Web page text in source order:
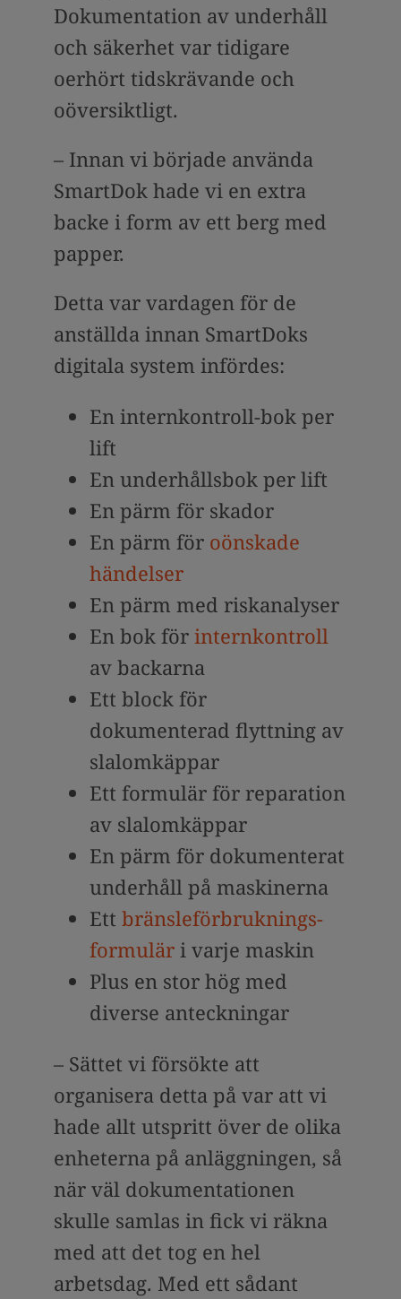
Dokumentation av underhåll
och säkerhet var tidigare
oerhört tidskrävande och
oöversiktligt.
– Innan vi började använda
SmartDok hade vi en extra
backe i form av ett berg med
papper.
Detta var vardagen för de
anställda innan SmartDoks
digitala system infördes:
En internkontroll-bok per
lift
En underhållsbok per lift
En pärm för skador
En pärm för oönskade
händelser
En pärm med riskanalyser
En bok förinternkontroll
av backarna
Ett block för
dokumenterad flyttning av
slalomkäppar
Ett formulär för reparation
av slalomkäppar
En pärm för dokumenterat
underhåll på maskinerna
Ett bränsleförbruknings-
formuläri varje maskin
Plus en stor hög med
diverse anteckningar
– Sättet vi försökte att
organisera detta på var att vi
hade allt utspritt över de olika
enheterna på anläggningen, så
när väl dokumentationen
skulle samlas in fick vi räkna
med att det tog en hel
arbetsdag. Med ett sådant